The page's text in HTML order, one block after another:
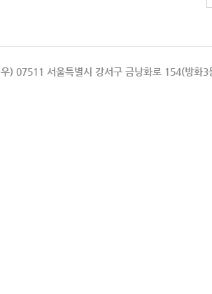
우) 07511 서울특별시 강서구 금낭화로 154(방화3